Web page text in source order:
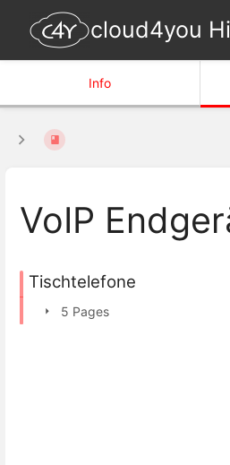
cloud4you
Info
VoIP
Tischtelefone
5 Pages